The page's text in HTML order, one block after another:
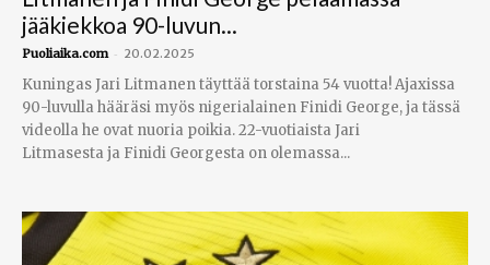
jääkiekkoa 90-luvun...
Puoliaika.com - 20.02.2025
Kuningas Jari Litmanen täyttää torstaina 54 vuotta! Ajaxissa
90-luvulla hääräsi myös nigerialainen Finidi George, ja tässä
videolla he ovat nuoria poikia. 22-vuotiaista Jari
Litmasesta ja Finidi Georgesta on olemassa...